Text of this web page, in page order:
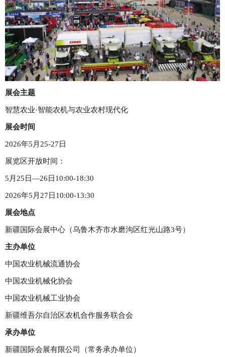
展会主题
智慧农业·智能农机与农业农村现代化
展会时间
2026年5月25-27日
展览区开放时间：
5月25日—26日10:00-18:30
2026年5月27日10:00-13:30
展会地点
新疆国际会展中心（乌鲁木齐市水磨沟区红光山路3号）
主办单位
中国农业机械流通协会
中国农业机械化协会
中国农业机械工业协会
新疆维吾尔自治区农机合作服务联合会
承办单位
新疆国际会展有限公司（常务承办单位）